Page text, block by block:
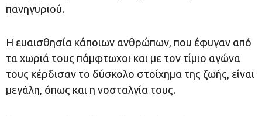
πανηγυριού.
Η ευαισθησία κάποιων ανθρώπων, που έφυγαν από
τα χωριά τους πάμφτωχοι και με τον τίμιο αγώνα
τους κέρδισαν το δύσκολο στοίχημα της ζωής, είναι
μεγάλη, όπως και η νοσταλγία τους.